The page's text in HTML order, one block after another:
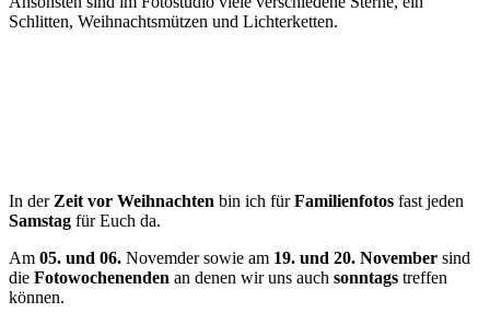
Schlitten, Weihnachtsmützen und Lichterketten.
In der Zeit vor Weihnachten bin ich fürFamilienfotos fast jeden
Samstag für Euch da.
Am 05. und 06. Novemder sowie am 19. und 20. November sind
die Fotowochenenden an denen wir uns auch sonntags treffen
können.